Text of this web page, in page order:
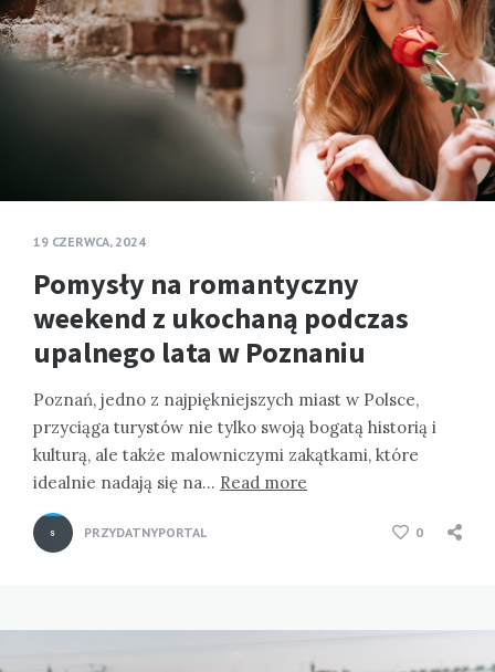
19 CZERWCA, 2024
Pomysły na romantyczny
weekend z ukochaną podczas
upalnego lata w Poznaniu
Poznań, jedno z najpiękniejszych miast w Polsce,
przyciąga turystów nie tylko swoją bogatą historią i
kulturą, ale także malowniczymi zakątkami, które
idealnie nadają się na… Read more
PRZYDATNYPORTAL 0